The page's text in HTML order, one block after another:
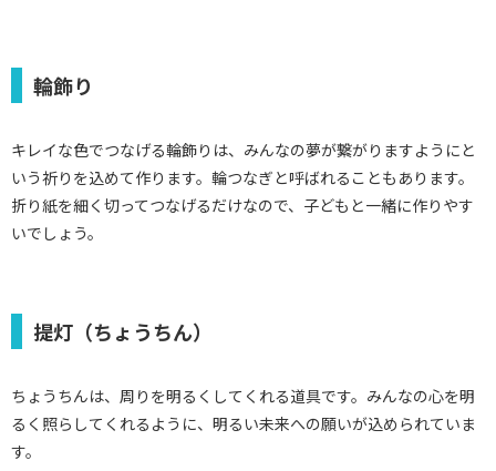
輪飾り
キレイな色でつなげる輪飾りは、みんなの夢が繋がりますようにと
いう祈りを込めて作ります。輪つなぎと呼ばれることもあります。
折り紙を細く切ってつなげるだけなので、子どもと一緒に作りやす
いでしょう。
提灯（ちょうちん）
ちょうちんは、周りを明るくしてくれる道具です。みんなの心を明
るく照らしてくれるように、明るい未来への願いが込められていま
す。